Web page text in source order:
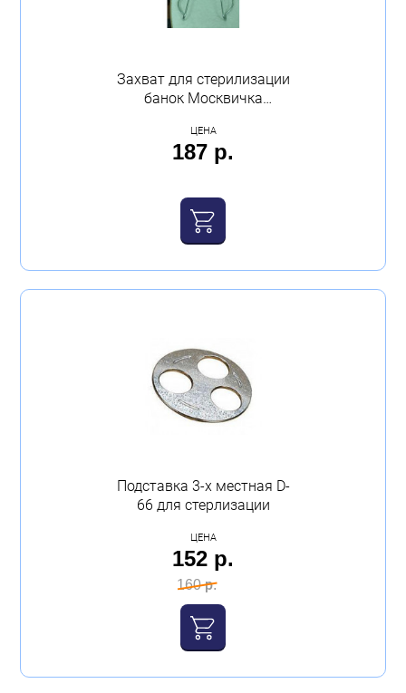
Захват для стерилизации
банок Москвичка
ЦЕНА
187 р.
Подставка 3-х местная D-
66 для стерлизации
ЦЕНА
152 р.
160 р.